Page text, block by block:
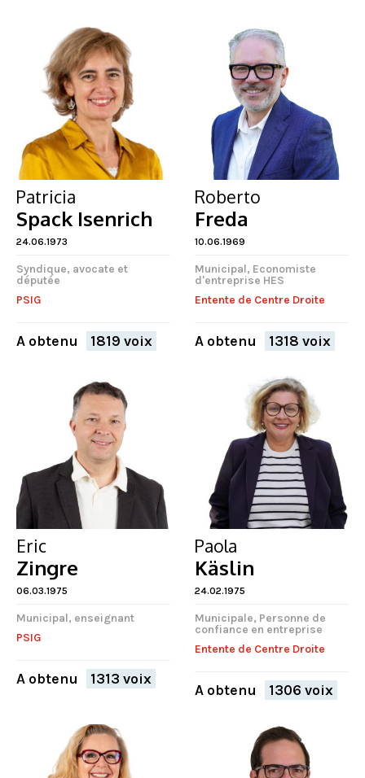
Patricia
Spack Isenrich
24.06.1973
Syndique, avocate et
députée
PSIG
A obtenu 1819 voix
Roberto
Freda
10.06.1969
Municipal, Economiste
d'entreprise HES
Entente de Centre Droite
A obtenu 1318 voix
Eric
Zingre
06.03.1975
Municipal, enseignant
PSIG
A obtenu 1313 voix
Paola
Käslin
24.02.1975
Municipale, Personne de
confiance en entreprise
Entente de Centre Droite
A obtenu 1306 voix